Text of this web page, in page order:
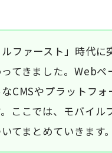
ルファースト」時代
てきました。Webペ
CMSやプラットフ
ここでは、モバイル
てまとめていきます。